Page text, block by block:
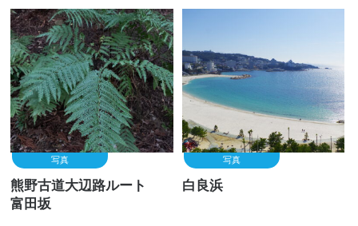
写真
熊野古道大辺路ルート
富田坂
写真
白良浜